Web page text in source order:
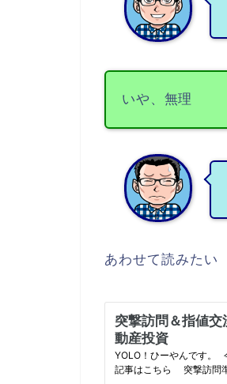
いや、無理
あわせて読みたい